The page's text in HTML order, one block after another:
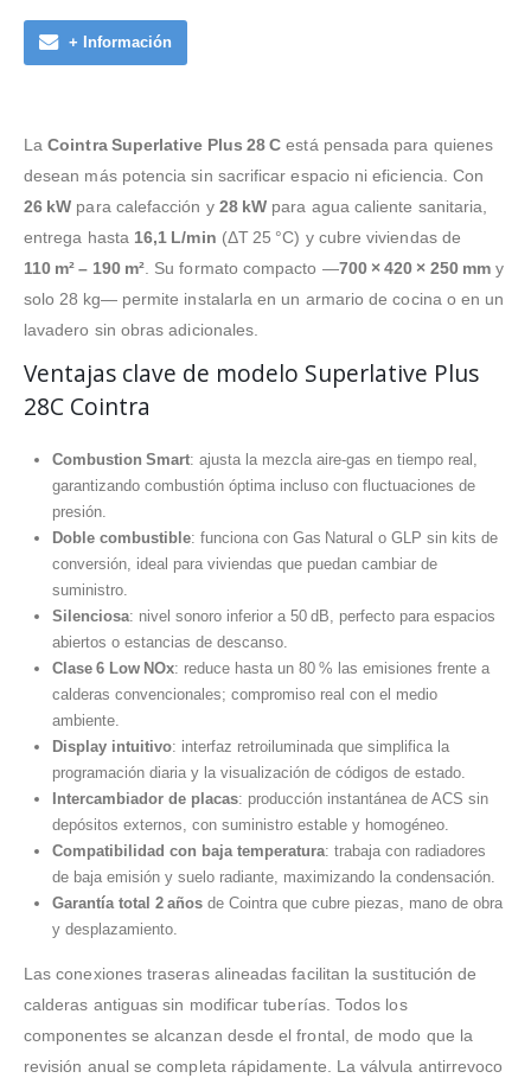
+ Información
LaCointra Superlative Plus 28 C está pensada para quienes
desean más potencia sin sacrificar espacio ni eficiencia. Con
26 kW para calefacción y 28 kW para agua caliente sanitaria,
entrega hasta 16,1 L/min (ΔT 25 °C) y cubre viviendas de
110 m² – 190 m². Su formato compacto —700 × 420 × 250 mmy
solo 28 kg— permite instalarla en un armario de cocina o en un
lavadero sin obras adicionales.
Ventajas clave de modelo Superlative Plus
28C Cointra
Combustion Smart: ajusta la mezcla aire‑gas en tiempo real,
garantizando combustión óptima incluso con fluctuaciones de
presión.
Doble combustible: funciona con Gas Natural o GLP sin kits de
conversión, ideal para viviendas que puedan cambiar de
suministro.
Silenciosa: nivel sonoro inferior a 50 dB, perfecto para espacios
abiertos o estancias de descanso.
Clase 6 Low NOx: reduce hasta un 80 % las emisiones frente a
calderas convencionales; compromiso real con el medio
ambiente.
Display intuitivo: interfaz retroiluminada que simplifica la
programación diaria y la visualización de códigos de estado.
Intercambiador de placas: producción instantánea de ACS sin
depósitos externos, con suministro estable y homogéneo.
Compatibilidad con baja temperatura: trabaja con radiadores
de baja emisión y suelo radiante, maximizando la condensación.
Garantía total 2 años de Cointra que cubre piezas, mano de obra
y desplazamiento.
Las conexiones traseras alineadas facilitan la sustitución de
calderas antiguas sin modificar tuberías. Todos los
componentes se alcanzan desde el frontal, de modo que la
revisión anual se completa rápidamente. La válvula antirrevoco